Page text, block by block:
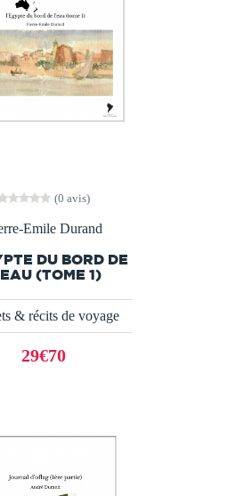
(0 avis)
Emile Durand
DU BORD DE
(TOME 1)
& récits de voyage
29€70